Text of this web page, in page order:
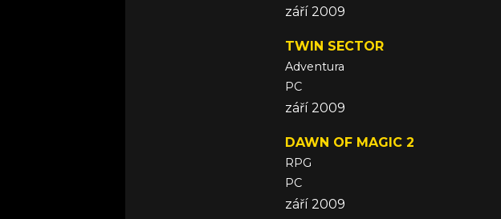
září 2009
TWIN SECTOR
Adventura
PC
září 2009
DAWN OF MAGIC 2
RPG
PC
září 2009